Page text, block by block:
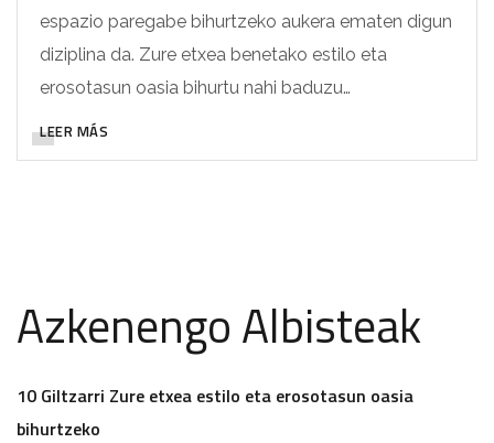
espazio paregabe bihurtzeko aukera ematen digun
diziplina da. Zure etxea benetako estilo eta
erosotasun oasia bihurtu nahi baduzu…
LEER MÁS
Azkenengo Albisteak
10 Giltzarri Zure etxea estilo eta erosotasun oasia
bihurtzeko